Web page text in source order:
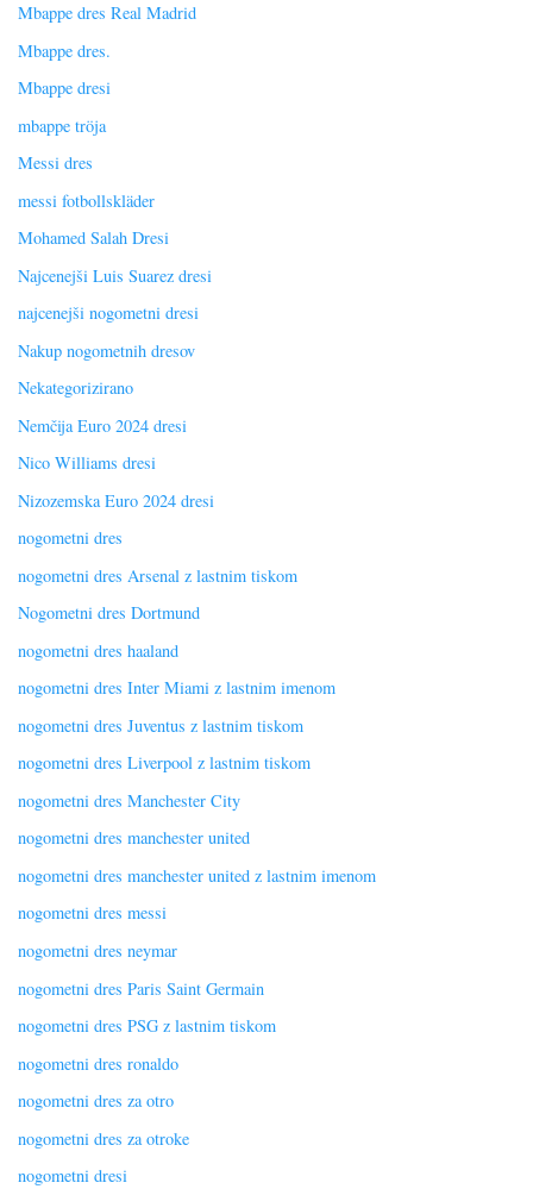
Mbappe dres Real Madrid
Mbappe dres.
Mbappe dresi
mbappe tröja
Messi dres
messi fotbollskläder
Mohamed Salah Dresi
Najcenejši Luis Suarez dresi
najcenejši nogometni dresi
Nakup nogometnih dresov
Nekategorizirano
Nemčija Euro 2024 dresi
Nico Williams dresi
Nizozemska Euro 2024 dresi
nogometni dres
nogometni dres Arsenal z lastnim tiskom
Nogometni dres Dortmund
nogometni dres haaland
nogometni dres Inter Miami z lastnim imenom
nogometni dres Juventus z lastnim tiskom
nogometni dres Liverpool z lastnim tiskom
nogometni dres Manchester City
nogometni dres manchester united
nogometni dres manchester united z lastnim imenom
nogometni dres messi
nogometni dres neymar
nogometni dres Paris Saint Germain
nogometni dres PSG z lastnim tiskom
nogometni dres ronaldo
nogometni dres za otro
nogometni dres za otroke
nogometni dresi